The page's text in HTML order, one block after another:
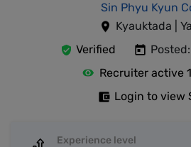
Sin Phyu Kyun
Kyauktada |
Verified
Recruiter active
Login to view
Experience level